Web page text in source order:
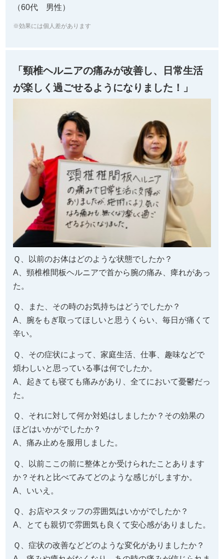
（60代 男性）
※効果には個人差があります
「頸椎ヘルニアの痛みが改善し、日常生活
が楽しく過ごせるようになりました！」
Ｑ、以前のお体はどのような状態でしたか？
A、頸椎椎間板ヘルニアで首から腕の痛み、痺れがあっ
た。
Ｑ、また、その時のお気持ちはどうでしたか？
A、腕をもぎ取ってほしいと思うくらい、毎日が痛くて
辛い。
Ｑ、その症状によって、家庭生活、仕事、趣味などで
煩わしいと思っている事は何でしたか。
A、起きても寝ても痛みがあり、全てにおいて憂鬱だっ
た。
Ｑ、それに対して何か対処はしましたか？その効果の
ほどはいかがでしたか？
A、痛み止めを服用しました。
Ｑ、以前ここの前に整体とか受けられたことあります
か？それと比べてみてどのような感じがしますか。
A、いいえ。
Ｑ、お店やスタッフの雰囲気はいかがでしたか？
A、とても親切で雰囲気も良くて安心感がありました。
Ｑ、症状の改善などどのような変化がありましたか？